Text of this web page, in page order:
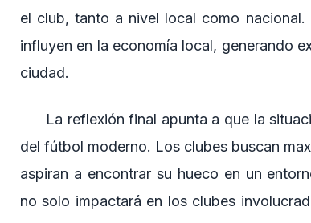
el club, tanto a nivel local como
influyen en la economía local, generando
ciudad.
La reflexión final apunta a que la
del fútbol moderno. Los clubes buscan
aspiran a encontrar su hueco en un
no solo impactará en los clubes